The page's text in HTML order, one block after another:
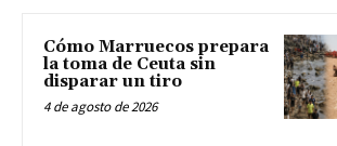
Cómo Marruecos prepara
la toma de Ceuta sin
disparar un tiro
4 de agosto de 2026